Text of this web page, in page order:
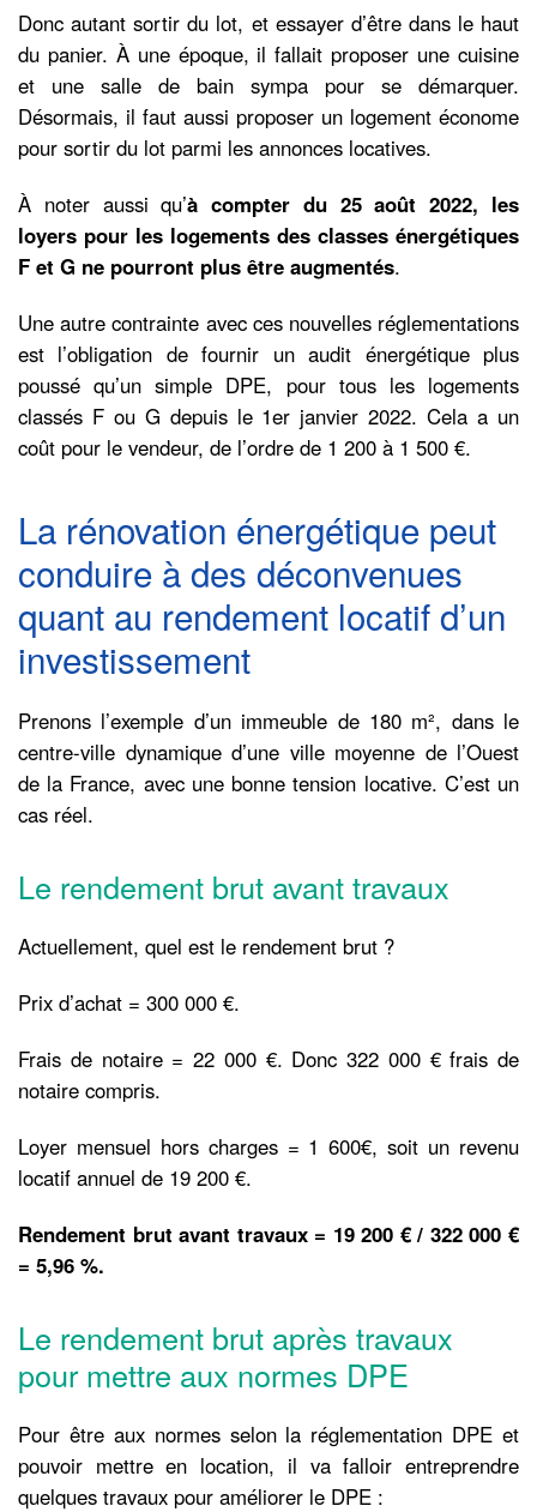
Donc autant sortir du lot, et essayer d’être dans le haut
du panier. À une époque, il fallait proposer une cuisine
et une salle de bain sympa pour se démarquer.
Désormais, il faut aussi proposer un logement économe
pour sortir du lot parmi les annonces locatives.
À noter aussi qu’à compter du 25 août 2022, les
loyers pour les logements des classes énergétiques
F et G ne pourront plus être augmentés.
Une autre contrainte avec ces nouvelles réglementations
est l’obligation de fournir un audit énergétique plus
poussé qu’un simple DPE, pour tous les logements
classés F ou G depuis le 1er janvier 2022. Cela a un
coût pour le vendeur, de l’ordre de 1 200 à 1 500 €.
La rénovation énergétique peut
conduire à des déconvenues
quant au rendement locatif d’un
investissement
Prenons l’exemple d’un immeuble de 180 m², dans le
centre-ville dynamique d’une ville moyenne de l’Ouest
de la France, avec une bonne tension locative. C’est un
cas réel.
Le rendement brut avant travaux
Actuellement, quel est le rendement brut ?
Prix d’achat = 300 000 €.
Frais de notaire = 22 000 €. Donc 322 000 € frais de
notaire compris.
Loyer mensuel hors charges = 1 600€, soit un revenu
locatif annuel de 19 200 €.
Rendement brut avant travaux = 19 200 € / 322 000 €
= 5,96 %.
Le rendement brut après travaux
pour mettre aux normes DPE
Pour être aux normes selon la réglementation DPE et
pouvoir mettre en location, il va falloir entreprendre
quelques travaux pour améliorer le DPE :